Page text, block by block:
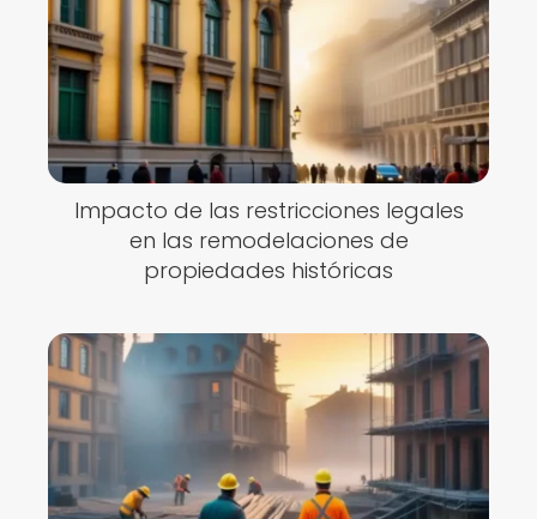
Impacto de las restricciones legales
en las remodelaciones de
propiedades históricas